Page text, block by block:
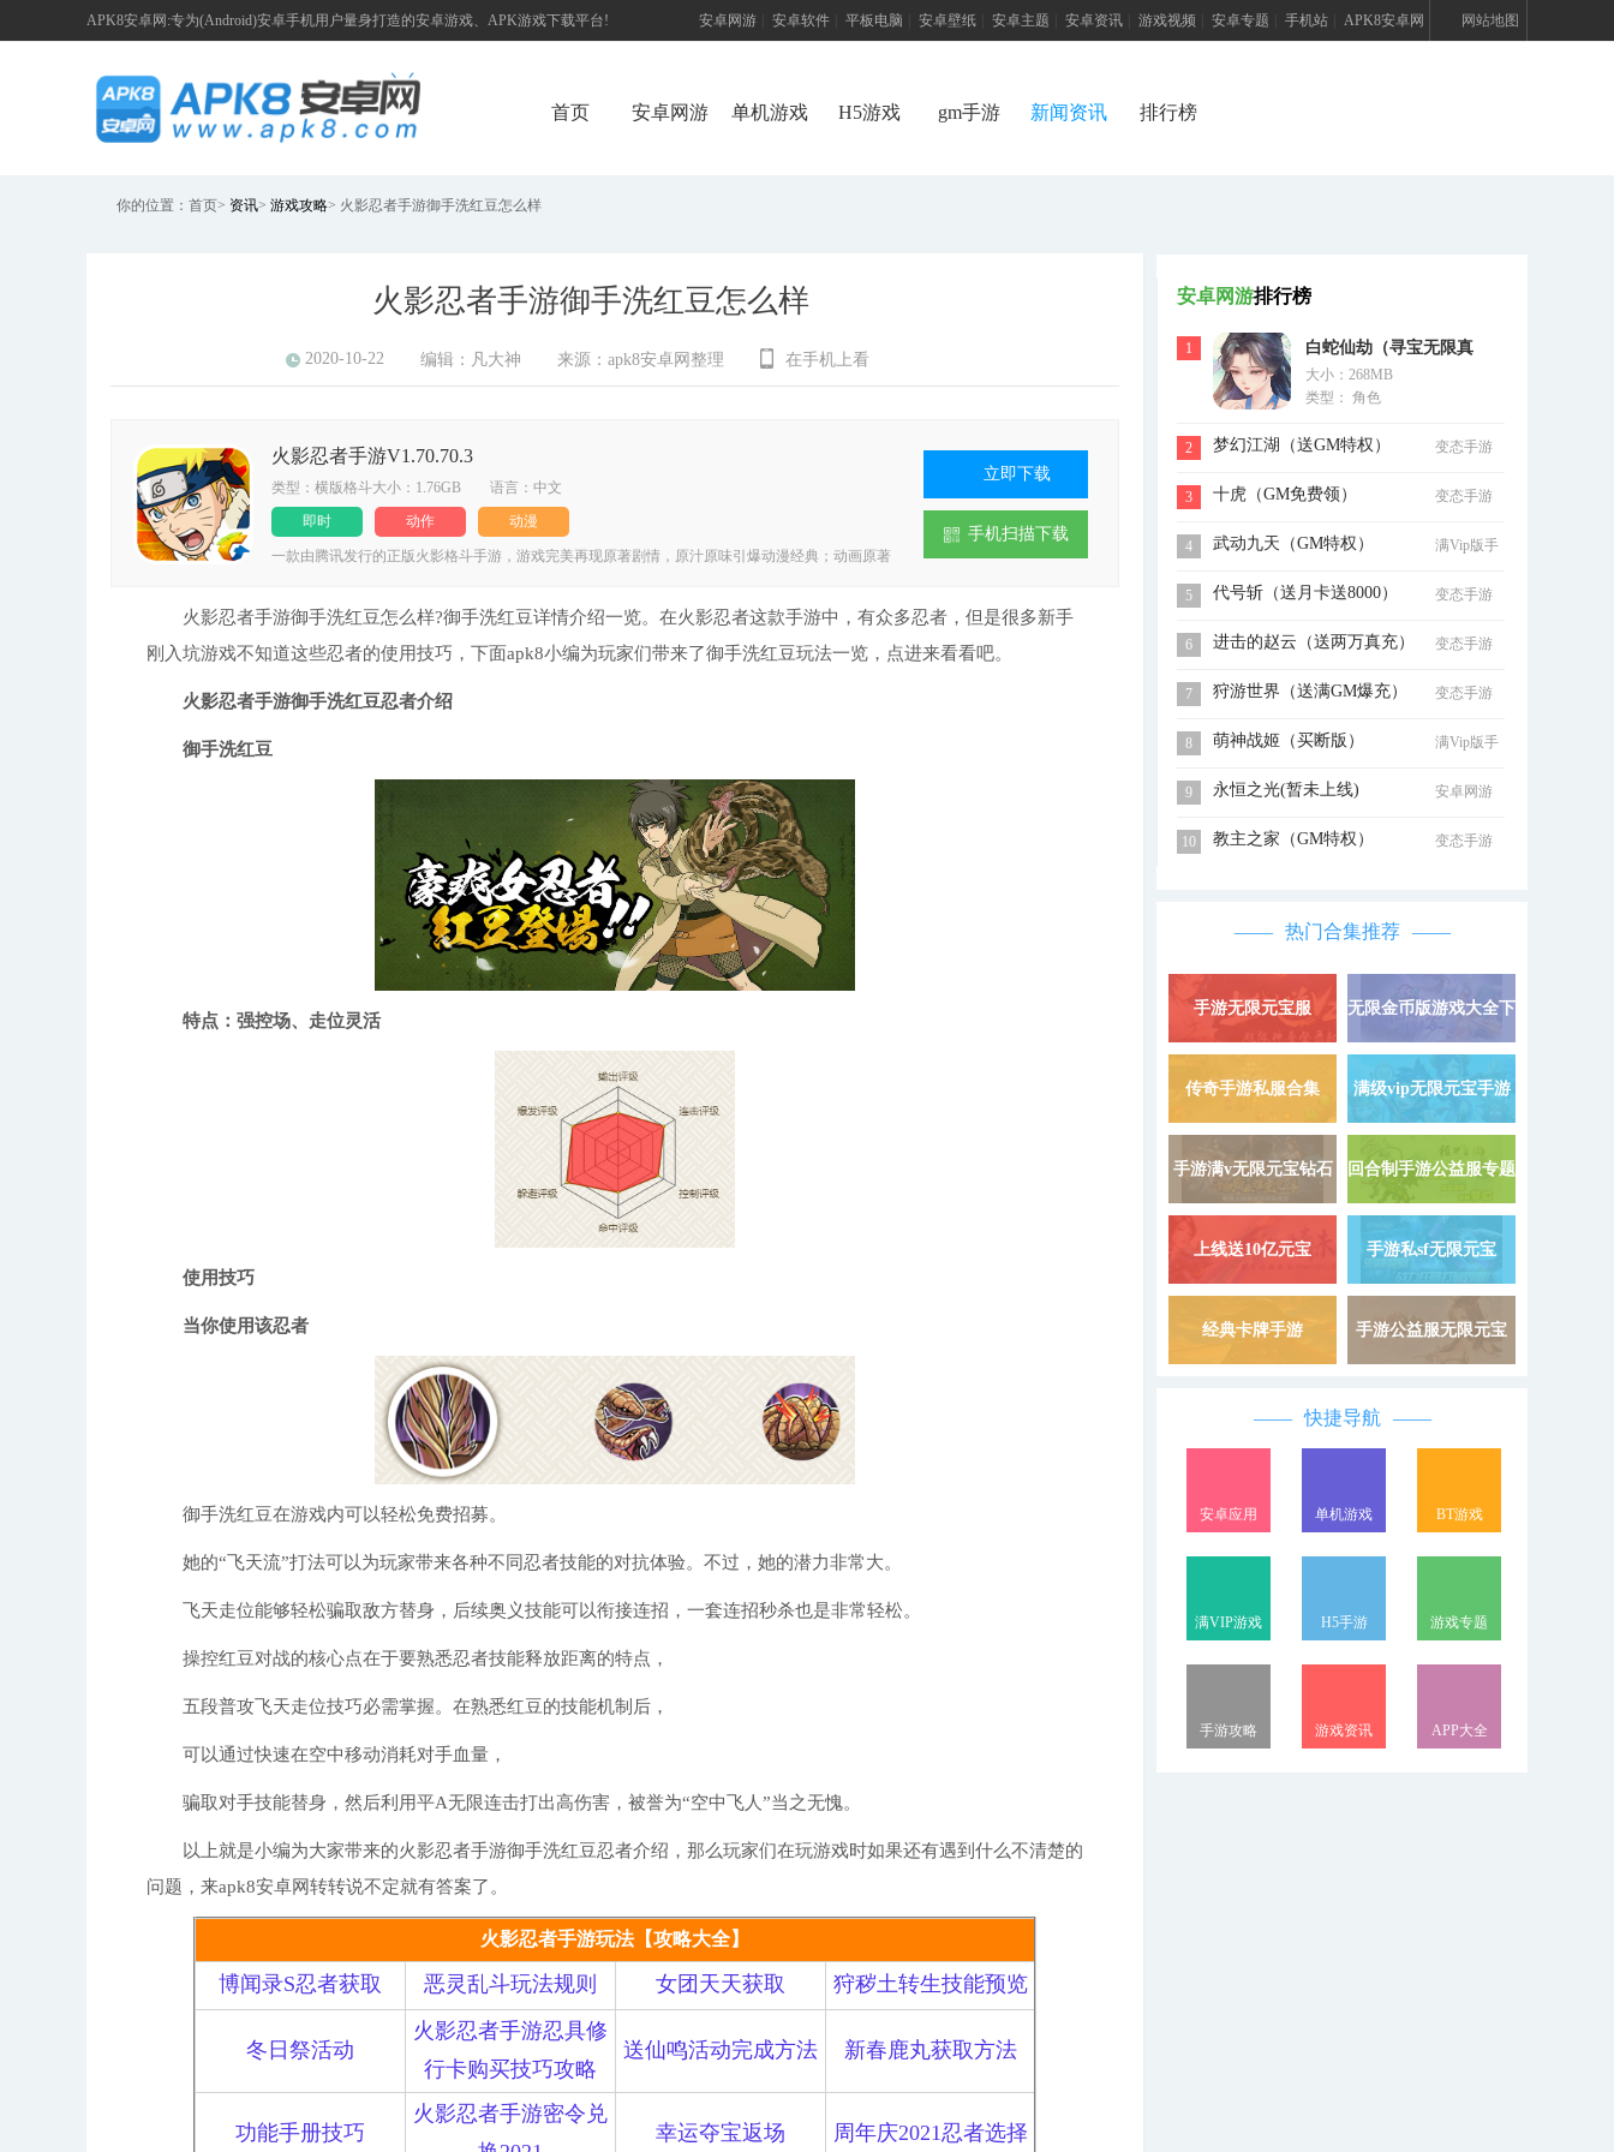
APK8安卓网:专为(Android)安卓手机用户量身打造的安卓游戏、APK游戏下载平台! 网站地图
安卓网游 安卓软件 平板电脑 安卓壁纸 安卓主题 安卓资讯 游戏视频 安卓专题 手机站 APK8安卓网
首页 安卓网游 单机游戏 H5游戏 gm手游 新闻资讯 排行榜
你的位置： 首页> 资讯> 游戏攻略> 火影忍者手游御手洗红豆怎么样
火影忍者手游御手洗红豆怎么样
2020-10-22 编辑： 凡大神 来源： apk8安卓网整理 在手机上看
火影忍者手游V1.70.70.3
类型：横版格斗大小：1.76GB 语言：中文
即时
动作 动漫
一款由腾讯发行的正版火影格斗手游，游戏完美再现原著剧情，原汁原味引爆动漫经典；动画原著
影忍者世界，大家赶快下载游戏体验一下吧！---游戏特色---【动漫原版人物再现，还原忍者世界】
者”动漫原版人物形象，再现木叶村经典场景，带回曾经的热血回忆。【极全忍术任你操控，探索
的控制着沙。游戏中还有更多让人欲罢不能的精彩必杀技，等你亲身来体验。【动画原班声优配
音，重燃战斗热血】螺旋丸、千鸟、雷切…每一次释放必杀技时那一声充满力量的嘶喊，每一次明
高手？《火影忍者－忍者大师》给你机会，让你尽情招募最强忍者，任意组合各种忍者技能，构建
属于你的最强阵容。【超热血伙伴同作战，激发羁绊威力】在“火影忍者”的世界中，只要你有属于
自己的故事，必定都逃不过各种羁绊。“火影忍者”原著中各个人物间的羁绊都将在《火影忍者－忍
者大师》手游中一一对应。在游戏中特定卡牌组合将激发“羁绊”阵型，全面提升上阵卡牌战斗力，
立即下载
手机扫描下载
火影忍者手游御手洗红豆怎么样?御手洗红豆详情介绍一览。在火影忍者这款手游中，有众多忍者，但是很多新手
刚入坑游戏不知道这些忍者的使用技巧，下面apk8小编为玩家们带来了御手洗红豆玩法一览，点进来看看吧。
火影忍者手游御手洗红豆忍者介绍
御手洗红豆
特点：强控场、走位灵活
使用技巧
当你使用该忍者
御手洗红豆在游戏内可以轻松免费招募。
她的“飞天流”打法可以为玩家带来各种不同忍者技能的对抗体验。不过，她的潜力非常大。
飞天走位能够轻松骗取敌方替身，后续奥义技能可以衔接连招，一套连招秒杀也是非常轻松。
操控红豆对战的核心点在于要熟悉忍者技能释放距离的特点，
五段普攻飞天走位技巧必需掌握。在熟悉红豆的技能机制后，
可以通过快速在空中移动消耗对手血量，
骗取对手技能替身，然后利用平A无限连击打出高伤害，被誉为“空中飞人”当之无愧。
以上就是小编为大家带来的火影忍者手游御手洗红豆忍者介绍，那么玩家们在玩游戏时如果还有遇到什么不清楚的
问题，来apk8安卓网转转说不定就有答案了。
火影忍者手游玩法【攻略大全】
博闻录S忍者获取 恶灵乱斗玩法规则 女团天天获取 狩秽土转生技能预览
冬日祭活动
火影忍者手游忍具修
行卡购买技巧攻略
送仙鸣活动完成方法 新春鹿丸获取方法
功能手册技巧
火影忍者手游密令兑
幸运夺宝返场 周年庆2021忍者选择
安卓网游排行榜
1
白蛇仙劫（寻宝无限真
充）
大小：268MB
类型： 角色
2 梦幻江湖（送GM特权） 变态手游
3 十虎（GM免费领） 变态手游
4 武动九天（GM特权）
满Vip版手
5
代号斩（送月卡送8000） 变态手游
6 进击的赵云（送两万真充） 变态手游
7 狩游世界（送满GM爆充） 变态手游
8 萌神战姬（买断版）
满Vip版手
9
永恒之光(暂未上线) 安卓网游
10 教主之家（GM特权） 变态手游
热门合集推荐
手游无限元宝服
9999999
详情 »
无限金币版游戏大全下
载
传奇手游私服合集 详情 »
满级vip无限元宝手游
手游满v无限元宝钻石 详情 »
回合制手游公益服专题
上线送10亿元宝 详情 »
手游私sf无限元宝
经典卡牌手游 详情 »
手游公益服无限元宝
快捷导航
安卓应用 单机游戏 BT游戏
满VIP游戏 H5手游 游戏专题
手游攻略 游戏资讯 APP大全